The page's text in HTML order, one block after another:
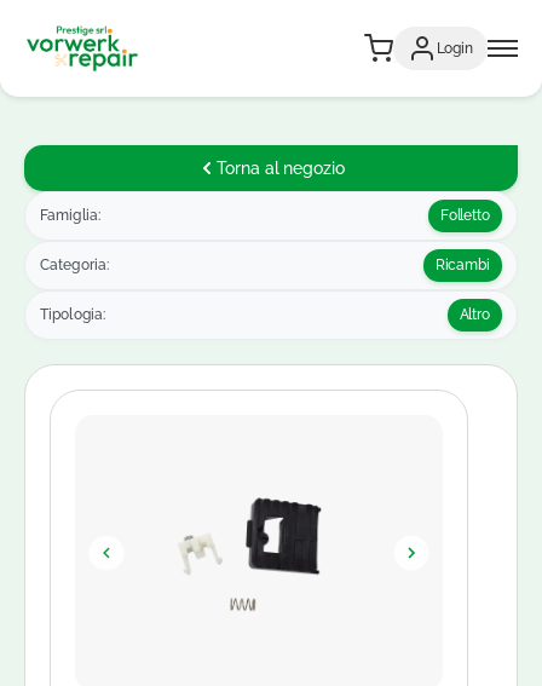
Login
Torna al negozio
Famiglia: Folletto
Categoria: Ricambi
Tipologia: Altro